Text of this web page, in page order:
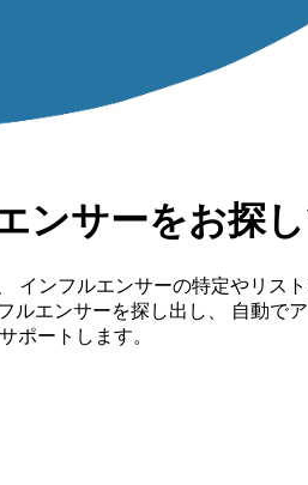
ンサーをお探
インフルエンサーの特定やリス
エンサーを探し出し、 自動で
ポートします。